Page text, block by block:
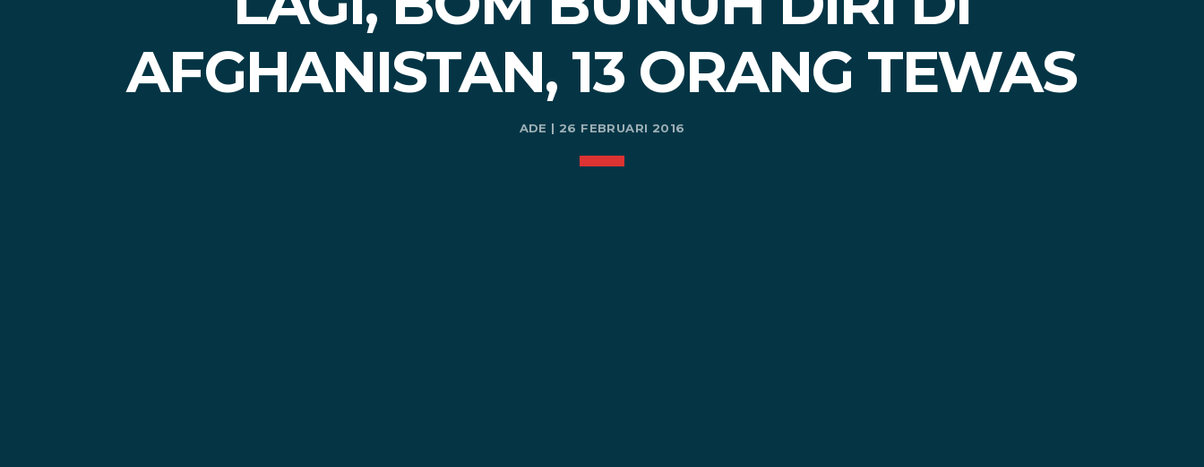
AFGHANISTAN, 13 ORANG TEWAS
ADE | 26 FEBRUARI 2016